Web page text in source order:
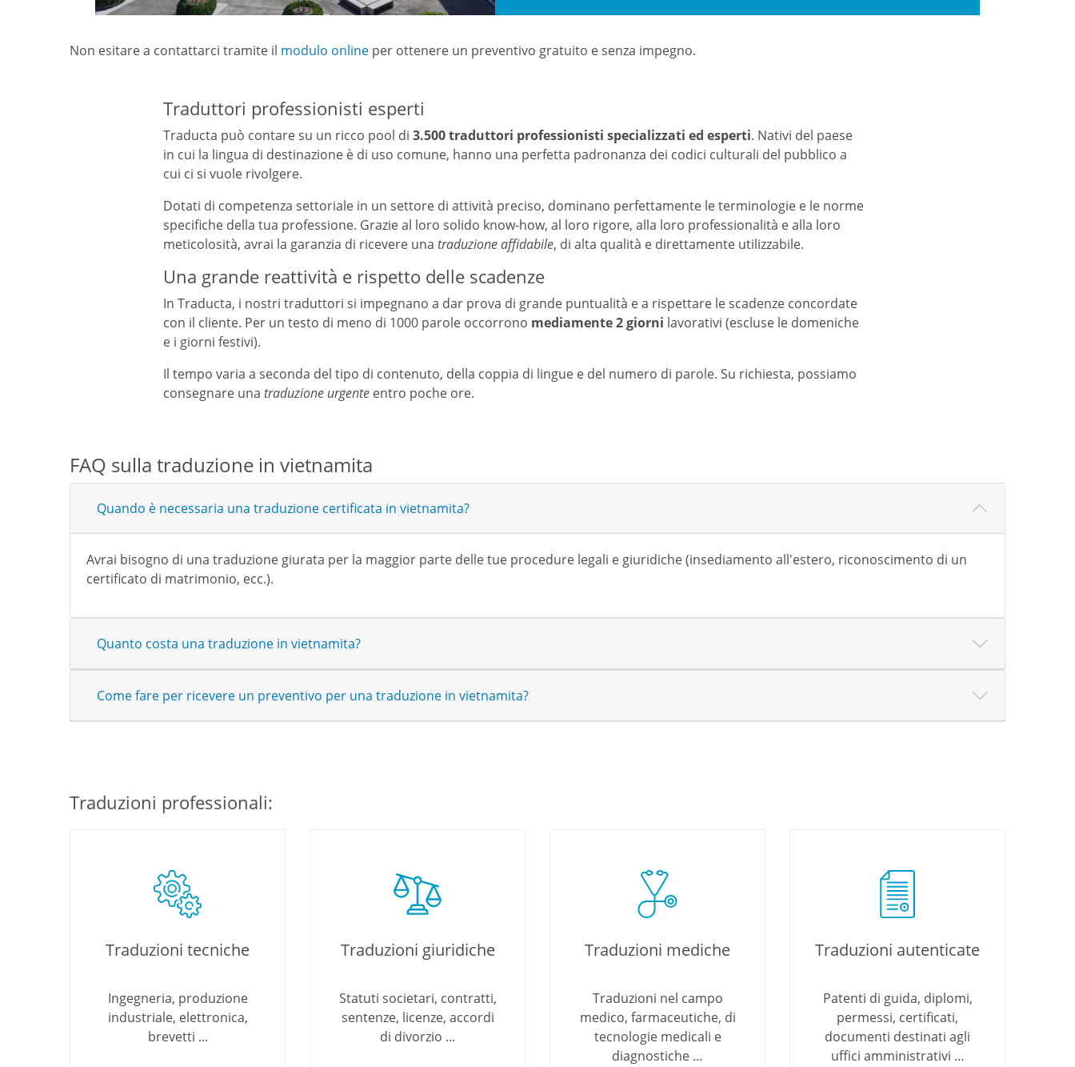
Non esitare a contattarci tramite il modulo online per ottenere un preventivo gratuito e senza impegno.
Traduttori professionisti esperti
Traducta può contare su un ricco pool di 3.500 traduttori professionisti specializzati ed esperti. Nativi del paese
in cui la lingua di destinazione è di uso comune, hanno una perfetta padronanza dei codici culturali del pubblico a
cui ci si vuole rivolgere.
Dotati di competenza settoriale in un settore di attività preciso, dominano perfettamente le terminologie e le norme
specifiche della tua professione. Grazie al loro solido know-how, al loro rigore, alla loro professionalità e alla loro
meticolosità, avrai la garanzia di ricevere una traduzione affidabile, di alta qualità e direttamente utilizzabile.
Una grande reattività e rispetto delle scadenze
In Traducta, i nostri traduttori si impegnano a dar prova di grande puntualità e a rispettare le scadenze concordate
con il cliente. Per un testo di meno di 1000 parole occorrono mediamente 2 giorni lavorativi (escluse le domeniche
e i giorni festivi).
Il tempo varia a seconda del tipo di contenuto, della coppia di lingue e del numero di parole. Su richiesta, possiamo
consegnare una traduzione urgente entro poche ore.
FAQ sulla traduzione in vietnamita
Quando è necessaria una traduzione certificata in vietnamita?
Avrai bisogno di una traduzione giurata per la maggior parte delle tue procedure legali e giuridiche (insediamento all'estero, riconoscimento di un
certificato di matrimonio, ecc.).
Quanto costa una traduzione in vietnamita?
Come fare per ricevere un preventivo per una traduzione in vietnamita?
Traduzioni professionali:
Traduzioni tecniche
Ingegneria, produzione
industriale, elettronica,
brevetti ...
Traduzioni giuridiche
Statuti societari, contratti,
sentenze, licenze, accordi
di divorzio ...
Traduzioni mediche
Traduzioni nel campo
medico, farmaceutiche, di
tecnologie medicali e
diagnostiche …
Traduzioni autenticate
Patenti di guida, diplomi,
permessi, certificati,
documenti destinati agli
uffici amministrativi …